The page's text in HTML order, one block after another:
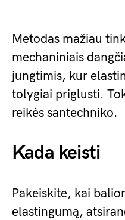
Metodas mažiau
mechaniniais
jungtimis, kur
tolygiai priglusti.
reikės santechniko.
Kada keisti
Pakeiskite, kai
elastingumą,